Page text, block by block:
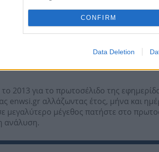
CONFIRM
Data Deletion
2013 για το πρωτοσέλιδο της
enwsi.gr αλλάζωντας έτος, μήνα και
μέγεθος πατήστε στο
ανάλυση.